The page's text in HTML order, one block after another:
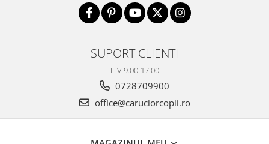
Casca protectie copii
Karturi si masinute cu pedale
Scaune de biciclete copii
Trotinete copii si adulti
SUPORT CLIENTI
L-V 9.00-17.00
0728709900
office@caruciorcopii.ro